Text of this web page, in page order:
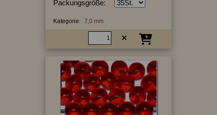
Packungsgröße:
Kategorie: 7,0 mm